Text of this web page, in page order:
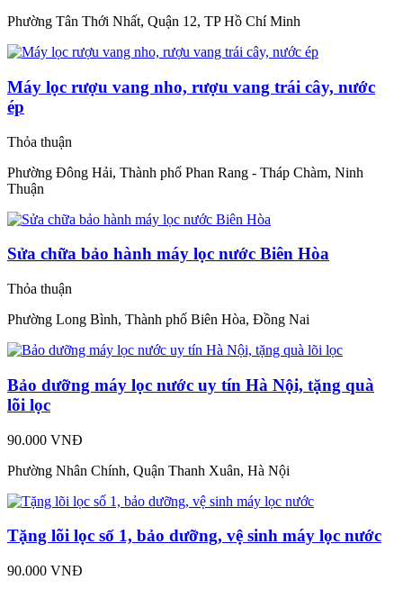
Phường Tân Thới Nhất, Quận 12, TP Hồ Chí Minh
Máy lọc rượu vang nho, rượu vang trái cây, nước
ép
Thỏa thuận
Phường Đông Hải, Thành phố Phan Rang - Tháp Chàm, Ninh
Thuận
Sửa chữa bảo hành máy lọc nước Biên Hòa
Thỏa thuận
Phường Long Bình, Thành phố Biên Hòa, Đồng Nai
Bảo dưỡng máy lọc nước uy tín Hà Nội, tặng quà
lõi lọc
90.000 VNĐ
Phường Nhân Chính, Quận Thanh Xuân, Hà Nội
Tặng lõi lọc số 1, bảo dưỡng, vệ sinh máy lọc nước
90.000 VNĐ